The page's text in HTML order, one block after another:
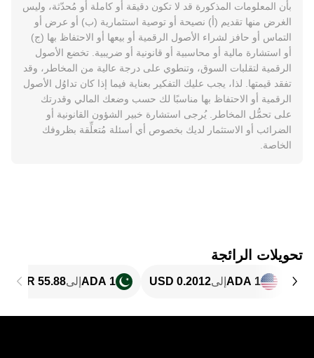
بأن المعلومات المذكورة قد لا تكون دقيقة أو كاملة أو مُحدّثة، وليس
الغرض منها تقديم (أ) نصيحة أو توصية استثمارية (ب) أو عرض أو
التماس أو حافز لشراء الأصول الرقمية أو بيعها أو الاحتفاظ بها (ج)
أو استشارة مالية أو محاسبية أو قانونية أو ضريبية. تخضع الأصول
الرقمية لتقلبات السوق، وتنطوي على درجة عالية من المخاطر، وقد
تفقد قيمتها. لذا، يجب عليك التفكير بعناية فيما إذا كان تداوُل الأصول
الرقمية أو الاحتفاظ بها مناسبًا لك حسب وضعك المالي وقدرتك
على تحمُّل المخاطر. يُرجى استشارة خبير الشؤون القانونية أو
الضرائب أو الاستثمار لديك بخصوص أي أسئلة مُتعلِّقة بظروفك
الخاصة.
تحويلات الرائجة
1 ADA إلى 1 ADA إلى